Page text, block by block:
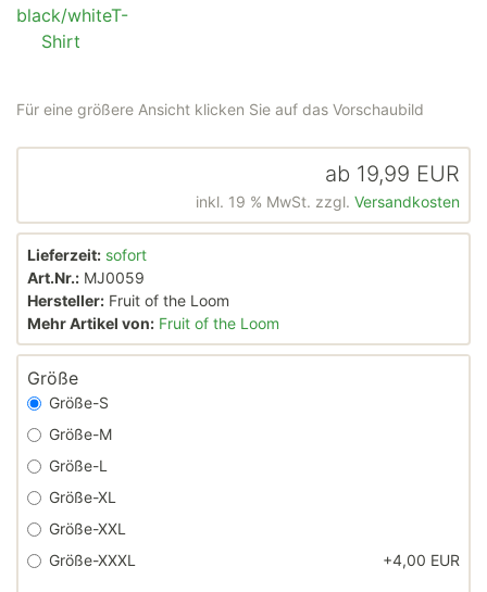
Für eine größere Ansicht klicken Sie auf das Vorschaubild
ab 19,99 EUR
inkl. 19 % MwSt. zzgl. Versandkosten
Lieferzeit: sofort
Art.Nr.: MJ0059
Hersteller: Fruit of the Loom
Mehr Artikel von: Fruit of the Loom
Größe
Größe-S
Größe-M
Größe-L
Größe-XL
Größe-XXL
Größe-XXXL
+4,00 EUR